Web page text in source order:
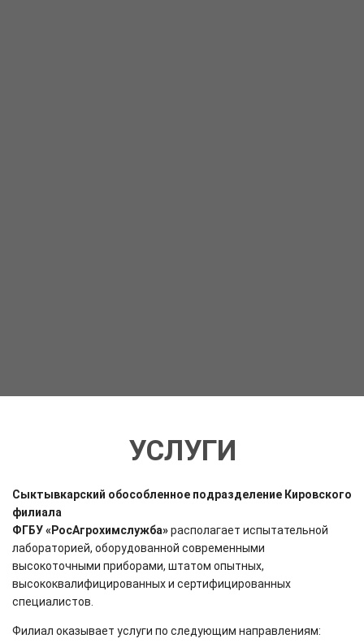
УСЛУГИ
Сыктывкарский обособленное подразделение Кировского
филиала
ФГБУ «РосАгрохимслужба»располагает испытательной
лабораторией, оборудованной современными
высокоточными приборами, штатом опытных,
высококвалифицированных и сертифицированных
специалистов.
Филиал оказывает услуги по следующим направлениям: